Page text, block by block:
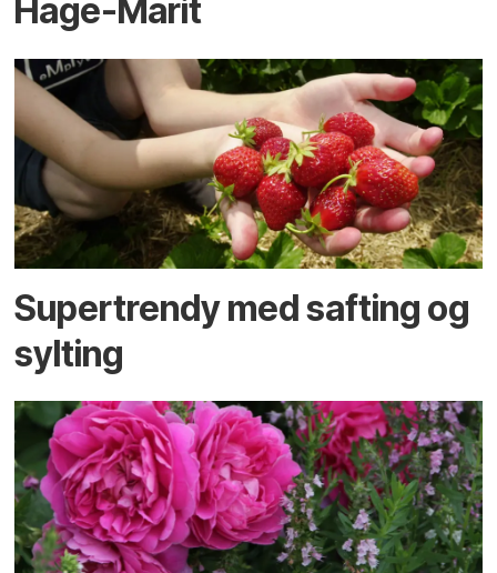
Hage-Marit
Supertrendy med safting og
sylting